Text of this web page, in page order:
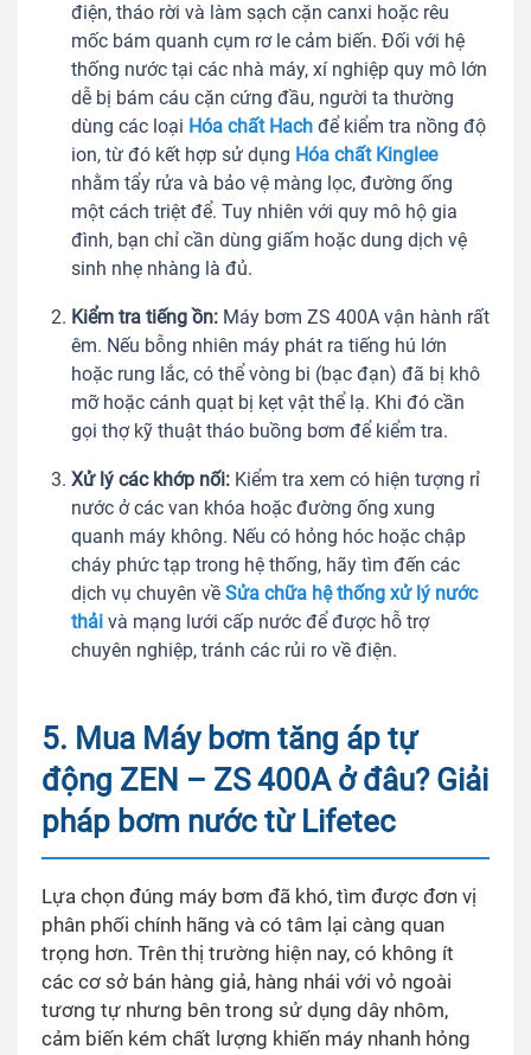
điện, tháo rời và làm sạch cặn canxi hoặc rêu
mốc bám quanh cụm rơ le cảm biến. Đối với hệ
thống nước tại các nhà máy, xí nghiệp quy mô lớn
dễ bị bám cáu cặn cứng đầu, người ta thường
dùng các loại Hóa chất Hach để kiểm tra nồng độ
ion, từ đó kết hợp sử dụng Hóa chất Kinglee
nhằm tẩy rửa và bảo vệ màng lọc, đường ống
một cách triệt để. Tuy nhiên với quy mô hộ gia
đình, bạn chỉ cần dùng giấm hoặc dung dịch vệ
sinh nhẹ nhàng là đủ.
Kiểm tra tiếng ồn: Máy bơm ZS 400A vận hành rất
êm. Nếu bỗng nhiên máy phát ra tiếng hú lớn
hoặc rung lắc, có thể vòng bi (bạc đạn) đã bị khô
mỡ hoặc cánh quạt bị kẹt vật thể lạ. Khi đó cần
gọi thợ kỹ thuật tháo buồng bơm để kiểm tra.
Xử lý các khớp nối: Kiểm tra xem có hiện tượng rỉ
nước ở các van khóa hoặc đường ống xung
quanh máy không. Nếu có hỏng hóc hoặc chập
cháy phức tạp trong hệ thống, hãy tìm đến các
dịch vụ chuyên về Sửa chữa hệ thống xử lý nước
thải và mạng lưới cấp nước để được hỗ trợ
chuyên nghiệp, tránh các rủi ro về điện.
5. Mua Máy bơm tăng áp tự
động ZEN – ZS 400A ở đâu? Giải
pháp bơm nước từ Lifetec
Lựa chọn đúng máy bơm đã khó, tìm được đơn vị
phân phối chính hãng và có tâm lại càng quan
trọng hơn. Trên thị trường hiện nay, có không ít
các cơ sở bán hàng giả, hàng nhái với vỏ ngoài
tương tự nhưng bên trong sử dụng dây nhôm,
cảm biến kém chất lượng khiến máy nhanh hỏng